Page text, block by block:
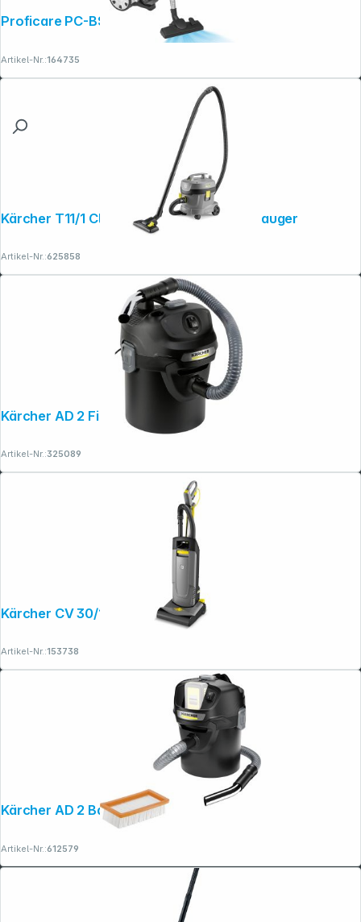
Proficare PC-BS 3110 Weiß/Titan
Artikel-Nr.:164735
Kärcher T11/1 Classic HEPA Bodenstaubsauger
Artikel-Nr.:625858
Kärcher AD 2 Fireplace
Artikel-Nr.:325089
Kärcher CV 30/1
Artikel-Nr.:153738
Kärcher AD 2 Battery Akku-Aschesauger
Artikel-Nr.:612579